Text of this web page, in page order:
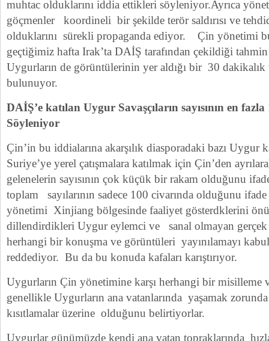
muhtac olduklarını iddia ettikleri söyleniyor.Ayrıca
göçmenler koordineli bir şekilde terör saldırısı ve
olduklarını sürekli propaganda ediyor. Çin yönetimi
geçtiğimiz hafta Irak’ta DAİŞ tarafından çekildiği
Uygurların de görüntülerinin yer aldığı bir 30 dakikalık
bulunuyor.
DAİŞ’e katılan Uygur Savaşçıların sayısının en
Söyleniyor
Çin’in bu iddialarına akarşılık diasporadaki bazı Uygur
Suriye’ye yerel çatışmalara katılmak için Çin’den
gelenelerin sayısının çok küçük bir rakam olduğunu
toplam sayılarının sadece 100 civarında olduğunu
yönetimi Xinjiang bölgesinde faaliyet gösterdklerini
dillendirdikleri Uygur eylemci ve sanal olmayan
herhangi bir konuşma ve görüntüleri yayınılamayı
reddediyor. Bu da bu konuda kafaları karıştırıyor.
Uygurların Çin yönetimine karşı herhangi bir misilleme
genellikle Uygurların ana vatanlarında yaşamak
kısıtlamalar üzerine olduğunu belirtiyorlar.
Uygurlar günümüzde kendi ana vatan topraklarında